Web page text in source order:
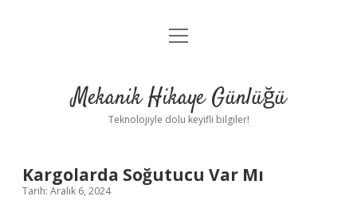
Anasayfa
Yasal Uyarı
menüyü
Mekanik Hikaye Günlüğü
Teknolojiyle dolu keyifli bilgiler!
Kargolarda Soğutucu Var Mı
Tarih: Aralık 6, 2024